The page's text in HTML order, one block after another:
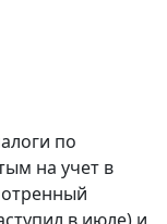
по
на учет в